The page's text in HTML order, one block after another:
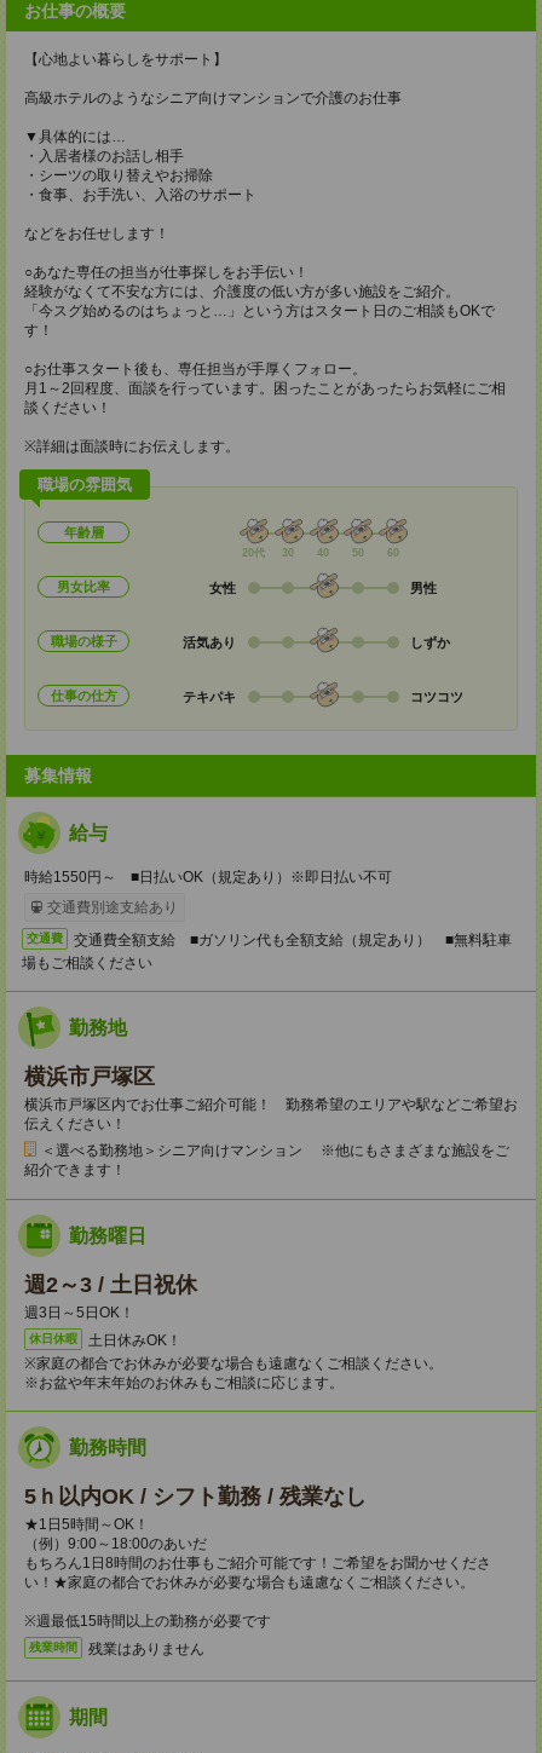
お仕事の概要
【心地よい暮らしをサポート】
高級ホテルのようなシニア向けマンションで介護のお仕事
▼具体的には…
・入居者様のお話し相手
・シーツの取り替えやお掃除
・食事、お手洗い、入浴のサポート
などをお任せします！
○あなた専任の担当が仕事探しをお手伝い！
経験がなくて不安な方には、介護度の低い方が多い施設をご紹介。
「今スグ始めるのはちょっと…」という方はスタート日のご相談もOKで
す！
○お仕事スタート後も、専任担当が手厚くフォロー。
月1～2回程度、面談を行っています。困ったことがあったらお気軽にご相
談ください！
※詳細は面談時にお伝えします。
職場の雰囲気
年齢層
20代 30 40 50 60
男女比率 女性 男性
職場の様子 活気あり しずか
仕事の仕方 テキパキ コツコツ
募集情報
給与
時給1550円～ ■日払いOK（規定あり）※即日払い不可
交通費別途支給あり
交通費
交通費全額支給 ■ガソリン代も全額支給（規定あり） ■無料駐車
場もご相談ください
勤務地
横浜市戸塚区
横浜市戸塚区内でお仕事ご紹介可能！ 勤務希望のエリアや駅などご希望お
伝えください！
＜選べる勤務地＞シニア向けマンション ※他にもさまざまな施設をご
紹介できます！
勤務曜日
週2～3 / 土日祝休
週3日～5日OK！
休日休暇
土日休みOK！
※家庭の都合でお休みが必要な場合も遠慮なくご相談ください。
※お盆や年末年始のお休みもご相談に応じます。
勤務時間
5ｈ以内OK / シフト勤務 / 残業なし
★1日5時間～OK！
（例）9:00～18:00のあいだ
もちろん1日8時間のお仕事もご紹介可能です！ご希望をお聞かせくださ
い！★家庭の都合でお休みが必要な場合も遠慮なくご相談ください。
※週最低15時間以上の勤務が必要です
残業時間 残業はありません
期間